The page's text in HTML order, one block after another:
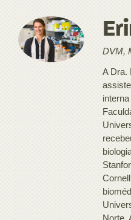
DVM,
A Dra.
Norte.